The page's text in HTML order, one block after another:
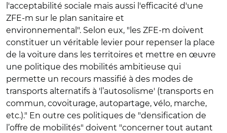
l'acceptabilité sociale mais aussi l'efficacité d'une
ZFE-m sur le plan sanitaire et
environnemental". Selon eux, "les ZFE-m doivent
constituer un véritable levier pour repenser la place
de la voiture dans les territoires et mettre en œuvre
une politique des mobilités ambitieuse qui
permette un recours massifié à des modes de
transports alternatifs à 'l’autosolisme' (transports en
commun, covoiturage, autopartage, vélo, marche,
etc.)." En outre ces politiques de "densification de
l’offre de mobilités" doivent "concerner tout autant